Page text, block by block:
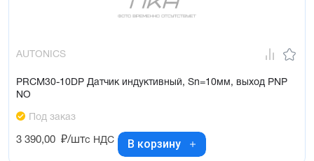
AUTONICS
PRCM30-10DP Датчик индуктивный, Sn=10мм, выход PNP
NO
Под заказ
3 390,00 ₽/штс НДС В корзину